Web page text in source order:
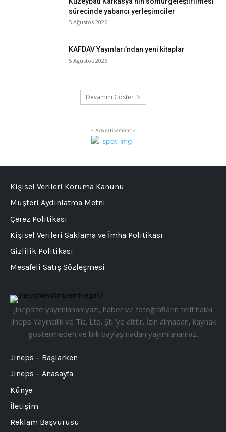
sürecinde yabancı yerleşimciler
5 Ağustos 2026
KAFDAV Yayınları’ndan yeni kitaplar
5 Ağustos 2026
Devamını Göster
- Advertisement -
Jineps’te yayımlanan yazı, haber ve fotoğrafların telif hakkı
Jineps Yayıncılık ve Tic. Ltd. Şti.’ye aittir. İzin almadan, kaynak
göstermeden ve link paylaşmadan yayımlanamaz.
Jineps – Başlarken
Jineps – Anasayfa
Künye
İletişim
Reklam Başvurusu
Kişisel Verileri Koruma Kanunu
Müşteri Aydınlatma Metni
Çerez Politikası
Kişisel Verileri Saklama ve İmha Politikası
Gizlilik Politikası
Mesafeli Satış Sözleşmesi